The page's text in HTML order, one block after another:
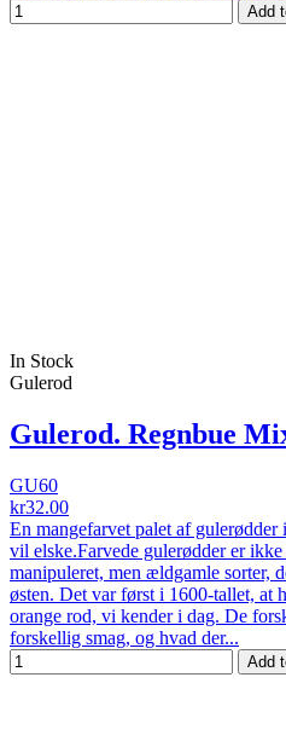
Add
In Stock
Gulerod
Gulerod. Regnbue
GU60
kr32.00
En mangefarvet palet af gulerødder
vil elske.Farvede gulerødder er
manipuleret, men ældgamle sorter,
østen. Det var først i 1600-tallet, at
orange rod, vi kender i dag. De
forskellig smag, og hvad der...
Add